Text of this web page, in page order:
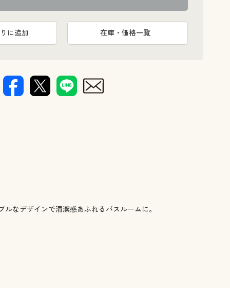
に追加 在庫・価格一覧
なデザインで清潔感あふれるバスルームに。